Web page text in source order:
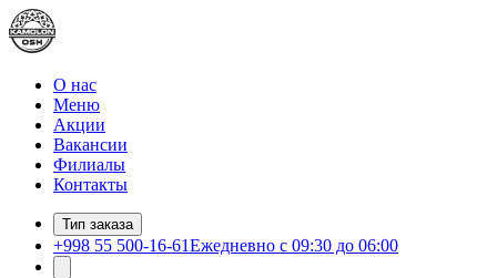
О нас
Меню
Акции
Вакансии
Филиалы
Контакты
Тип заказа
+998 55 500-16-61Ежедневно с 09:30 до 06:00